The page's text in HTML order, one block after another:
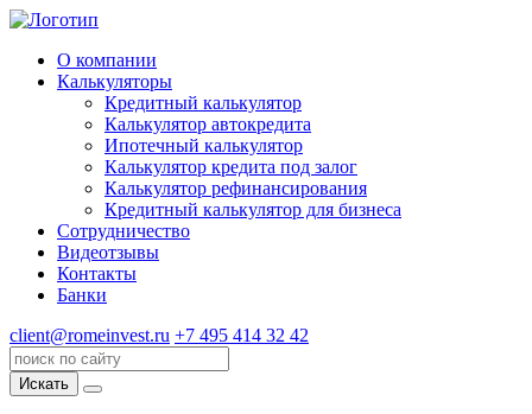
О компании
Калькуляторы
Кредитный калькулятор
Калькулятор автокредита
Ипотечный калькулятор
Калькулятор кредита под залог
Калькулятор рефинансирования
Кредитный калькулятор для бизнеса
Сотрудничество
Видеотзывы
Контакты
Банки
client@romeinvest.ru +7 495 414 32 42
Искать